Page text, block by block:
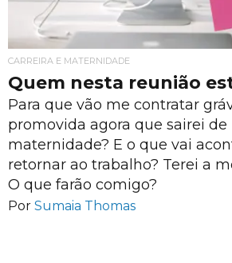
CARREIRA E MATERNIDADE
Quem nesta reunião
Para que vão me contratar
promovida agora que sairei de
maternidade? E o que vai
retornar ao trabalho? Terei a
O que farão comigo?
Por Sumaia Thomas